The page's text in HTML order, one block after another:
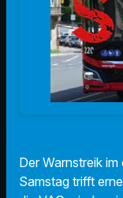
Der Warnstreik
Samstag trifft